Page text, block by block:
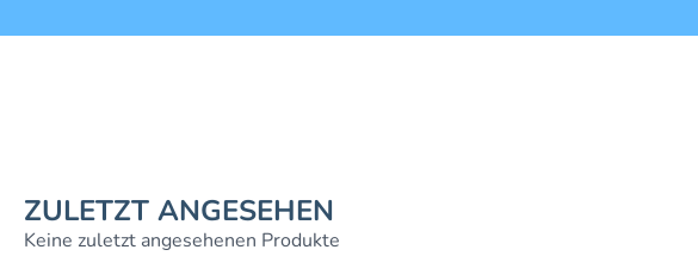
ZULETZT ANGESEHEN
Keine zuletzt angesehenen Produkte